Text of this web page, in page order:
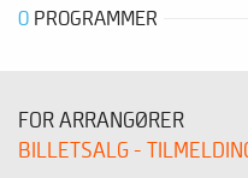
0 PROGRAMMER
FOR ARRANGØRER
BILLETSALG -